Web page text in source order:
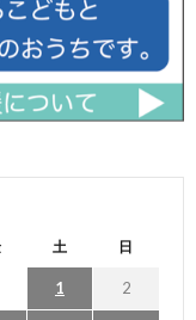
土 日
1 2